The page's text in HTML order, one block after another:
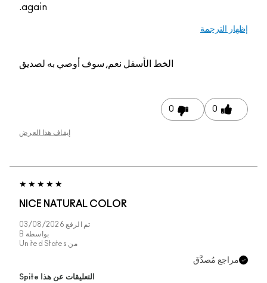
again.
إظهار الترجمة
الخط الأسفلنعم, سوف أوصي به لصديق
0
0
إيقاف هذا العرض
NICE NATURAL COLOR
تم الرفع 03/08/2026
بواسطة B
من United States
مراجع مُصدَّق
التعليقات عن هذا Spite